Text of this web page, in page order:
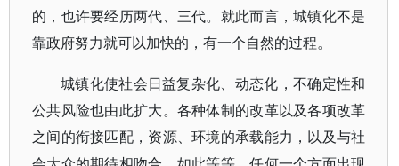
的，也许要经历两代、三代。就此而言，城镇化不是
靠政府努力就可以加快的，有一个自然的过程。
城镇化使社会日益复杂化、动态化，不确定性和
公共风险也由此扩大。各种体制的改革以及各项改革
之间的衔接匹配，资源、环境的承载能力，以及与社